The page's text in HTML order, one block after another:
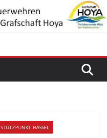
STÜTZPUNKT HASSEL